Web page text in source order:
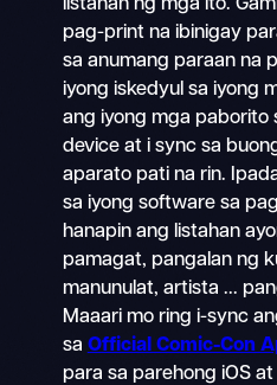
listahan ng mga ito.
pag-print na ibinigay
sa anumang paraan na
iyong iskedyul sa iyong
ang iyong mga paborito
device at i sync sa
aparato pati na rin.
sa iyong software sa
hanapin ang listahan
pamagat, pangalan ng
manunulat, artista ...
Maaari mo ring i-sync
sa Official Comic-Con
para sa parehong iOS